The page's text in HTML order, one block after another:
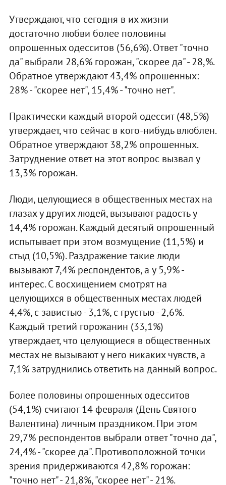
Утверждают, что сегодня в их жизни
достаточно любви более половины
опрошенных одесситов (56,6%). Ответ "точно
да" выбрали 28,6% горожан, "скорее да" - 28,%.
Обратное утверждают 43,4% опрошенных:
28% - "скорее нет", 15,4% - "точно нет".
Практически каждый второй одессит (48,5%)
утверждает, что сейчас в кого-нибудь влюблен.
Обратное утверждают 38,2% опрошенных.
Затруднение ответ на этот вопрос вызвал у
13,3% горожан.
Люди, целующиеся в общественных местах на
глазах у других людей, вызывают радость у
14,4% горожан. Каждый десятый опрошенный
испытывает при этом возмущение (11,5%) и
стыд (10,5%). Раздражение такие люди
вызывают 7,4% респондентов, а у 5,9% -
интерес. С восхищением смотрят на
целующихся в общественных местах людей
4,4%, с завистью - 3,1%, с грустью - 2,6%.
Каждый третий горожанин (33,1%)
утверждает, что целующиеся в общественных
местах не вызывают у него никаких чувств, а
7,1% затруднились ответить на данный вопрос.
Более половины опрошенных одесситов
(54,1%) считают 14 февраля (День Святого
Валентина) личным праздником. При этом
29,7% респондентов выбрали ответ "точно да",
24,4% - "скорее да". Противоположной точки
зрения придерживаются 42,8% горожан:
"точно нет" - 21,8%, "скорее нет" - 21%.